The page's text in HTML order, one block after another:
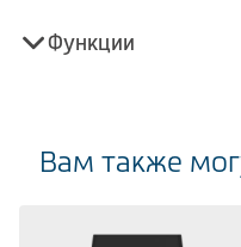
Функции
Вам также